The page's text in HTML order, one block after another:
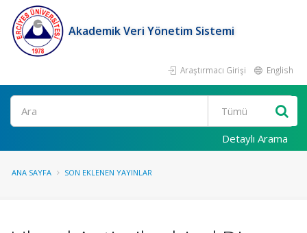
Akademik Veri Yönetim Sistemi
Araştırmacı Girişi English
Ara
Detaylı Arama
ANA SAYFA SON EKLENEN YAYINLAR